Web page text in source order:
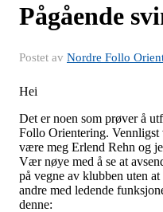
Pågående
Postet av Nordre Follo
Hei
Det er noen som prøver å
Follo Orientering.
være meg Erlend Rehn og
Vær nøye med å se at
på vegne av klubben uten
andre med ledende
denne: